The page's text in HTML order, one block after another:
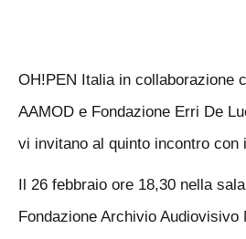
OH!PEN Italia in collaborazione
AAMOD e Fondazione Erri De
vi invitano al quinto incontro con
Il 26 febbraio ore 18,30 nella
Fondazione Archivio Audiovisivo